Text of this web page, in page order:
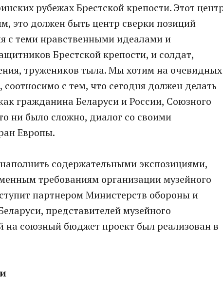
рубежах Брестской крепости. Этот
это должен быть центр сверки позиций
с теми нравственными идеалами и
Брестской крепости, и солдат,
тружеников тыла. Мы хотим на очевидных
соотносимо с тем, что сегодня должен делать
гражданина Беларуси и России, Союзного
ни было сложно, диалог со своими
Европы.
содержательными экспозициями,
требованиям организации музейного
партнером Министерств обороны и
представителей музейного
на союзный бюджет проект был реализован в